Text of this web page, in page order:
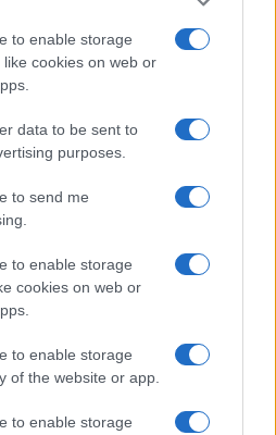
to enable storage
cookies on web or
data to be sent to
purposes.
to send me
to enable storage
cookies on web or
to enable storage
of the website or app.
to enable storage
at
S
h
re
articolo
per l’Attestazione SOA in Italia:
più efficienti nella g…
sold out ad Olbia per il